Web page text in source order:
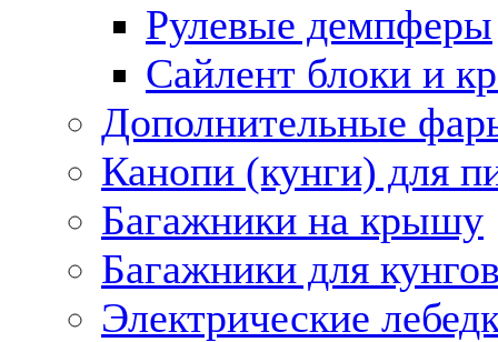
Рулевые демпферы
Сайлент блоки и
Дополнительные
Канопи (кунги) для
Багажники на крышу
Багажники для
Электрические